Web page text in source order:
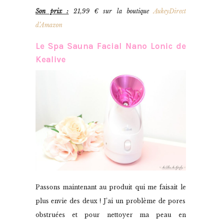
Son prix : 21,99 € sur la boutique AukeyDirect
d’Amazon
Le Spa Sauna Facial Nano Lonic de
Kealive
Passons maintenant au produit qui me faisait le
plus envie des deux ! J’ai un problème de pores
obstruées et pour nettoyer ma peau en